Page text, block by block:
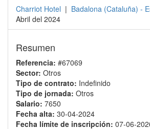
Charriot Hotel | Badalona (Cataluña) -
Abril del 2024
Resumen
Referencia: #67069
Sector: Otros
Tipo de contrato: Indefinido
Tipo de jornada: Otros
Salario: 7650
Fecha alta: 30-04-2024
Fecha límite de inscripción: 07-06-